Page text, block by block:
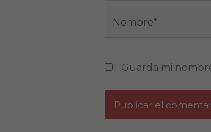
Guarda mi